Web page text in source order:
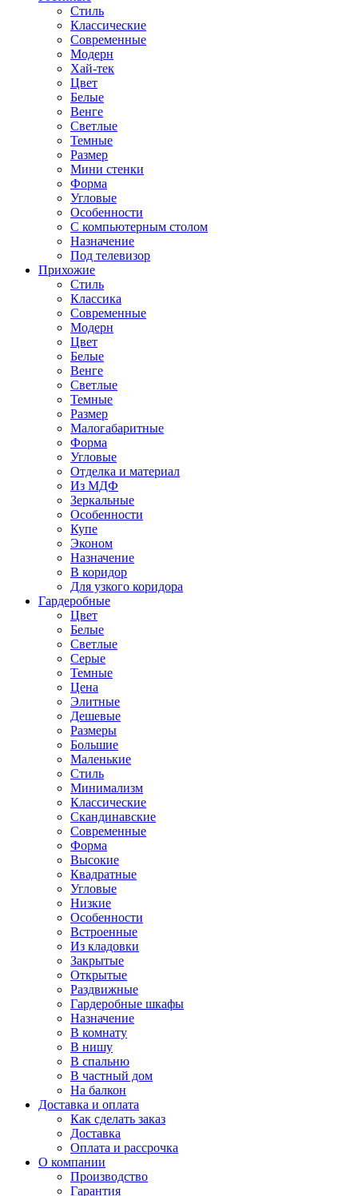
Стиль
Классические
Современные
Модерн
Хай-тек
Цвет
Белые
Венге
Светлые
Темные
Размер
Мини стенки
Форма
Угловые
Особенности
С компьютерным столом
Назначение
Под телевизор
Прихожие
Стиль
Классика
Современные
Модерн
Цвет
Белые
Венге
Светлые
Темные
Размер
Малогабаритные
Форма
Угловые
Отделка и материал
Из МДФ
Зеркальные
Особенности
Купе
Эконом
Назначение
В коридор
Для узкого коридора
Гардеробные
Цвет
Белые
Светлые
Серые
Темные
Цена
Элитные
Дешевые
Размеры
Большие
Маленькие
Стиль
Минимализм
Классические
Скандинавские
Современные
Форма
Высокие
Квадратные
Угловые
Низкие
Особенности
Встроенные
Из кладовки
Закрытые
Открытые
Раздвижные
Гардеробные шкафы
Назначение
В комнату
В нишу
В спальню
В частный дом
На балкон
Доставка и оплата
Как сделать заказ
Доставка
Оплата и рассрочка
О компании
Производство
Гарантия